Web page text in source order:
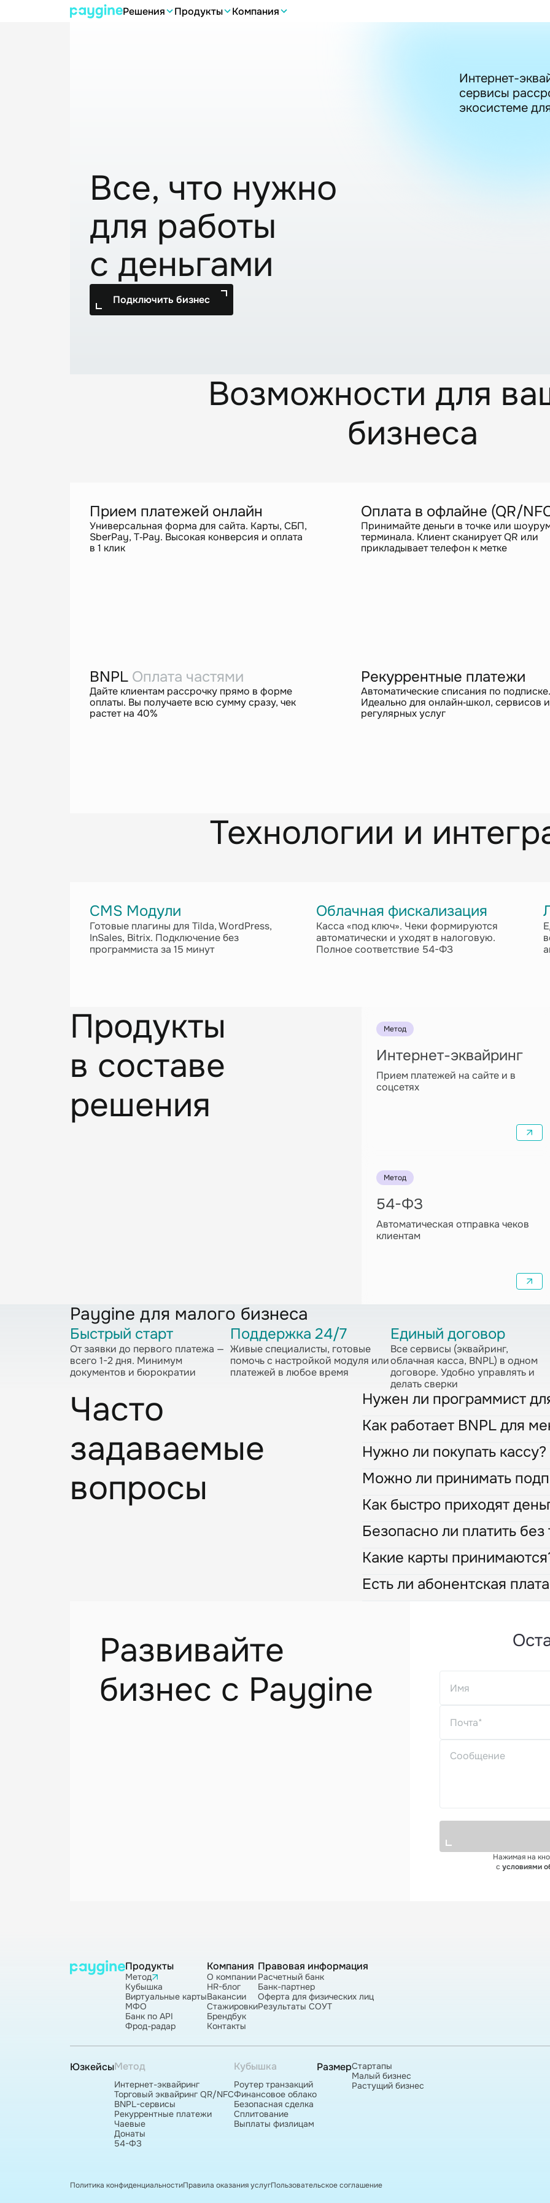
Решения Продукты Компания
Все, что нужно
для работы
с деньгами
Подключить бизнес
Интернет-
сервисы
экосистеме
Возможности для
бизнеса
Прием платежей онлайн
Универсальная форма для сайта. Карты, СБП,
SberPay, T‑Pay. Высокая конверсия и оплата
в 1 клик
Оплата в офлайне (QR/
Принимайте деньги в точке или
терминала. Клиент сканирует QR или
прикладывает телефон к метке
BNPL Оплата частями
Дайте клиентам рассрочку прямо в форме
оплаты. Вы получаете всю сумму сразу, чек
растет на 40%
Рекуррентные платежи
Автоматические списания по подписке.
Идеально для онлайн‑школ, сервисов и
регулярных услуг
Технологии и
CMS Модули
Готовые плагины для Tilda, WordPress,
InSales, Bitrix. Подключение без
программиста за 15 минут
Облачная фискализация
Касса «под ключ». Чеки формируются
автоматически и уходят в налоговую.
Полное соответствие 54-ФЗ
Продукты
в составе
решения
Метод
Интернет-эквайринг
Прием платежей на сайте и в
соцсетях
Метод
54-ФЗ
Автоматическая отправка чеков
клиентам
Paygine для малого бизнеса
Быстрый старт
От заявки до первого платежа —
всего 1-2 дня. Минимум
документов и бюрократии
Поддержка 24/7
Живые специалисты, готовые
помочь с настройкой модуля или
платежей в любое время
Единый договор
Все сервисы (эквайринг,
облачная касса, BNPL) в одном
договоре. Удобно управлять и
делать сверки
Часто
задаваемые
вопросы
Нужен ли программист
В большинстве случаев — нет. У нас
платформ (Tilda, WordPress и др.),
Как работает BNPL для
Вы получаете всю сумму покупки
взысканию частей с клиента берет на
Нужно ли покупать кассу?
Физическую кассу покупать не
которая работает круглосуточно в
Можно ли принимать
Да, наш сервис рекуррентных
списания по графику.
Как быстро приходят
Стандартный срок возмещения — на
расчетный счет.
Безопасно ли платить
Абсолютно. Платеж проходит через
данные шифруются по стандартам PCI
Какие карты
Мы принимаем карты МИР всех
Есть ли абонентская
Нажимая на
с условиями
Развивайте
бизнес с Paygine
Продукты
Метод
Кубышка
Виртуальные карты
МФО
Банк по API
Фрод-радар
Компания
О компании
HR-блог
Вакансии
Стажировки
Брендбук
Контакты
Правовая информация
Расчетный банк
Банк-партнер
Оферта для физических лиц
Результаты СОУТ
ЮзкейсыМетод
Интернет-эквайринг
Торговый эквайринг QR/NFC
BNPL-сервисы
Рекуррентные платежи
Чаевые
Донаты
54-ФЗ
Кубышка
Роутер транзакций
Финансовое облако
Безопасная сделка
Сплитование
Выплаты физлицам
РазмерСтартапы
Малый бизнес
Растущий бизнес
Политика конфиденциальностиПравила оказания услугПользовательское соглашение